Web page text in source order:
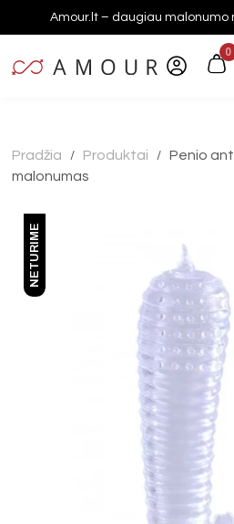
Amour.lt – daugiau malonumo
0
Pradžia / Produktai /
Penio
malonumas
NETURIME